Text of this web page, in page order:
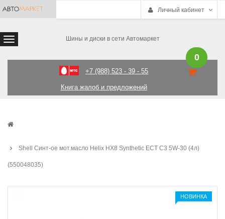
Личный кабинет
Шины и диски в сети Автомаркет
+7 (988) 523 - 39 - 55
Книга жалоб и предложений
0
Shell Синт-ое мот.масло Helix HX8 Synthetic ECT C3 5W-30 (4л)
(550048035)
НОВИНКА